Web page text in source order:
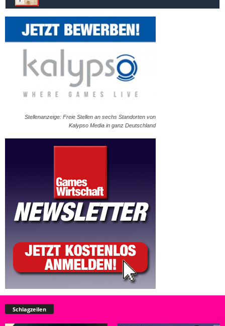
Stellenanzeige: Freie Stellen an sechs Standorten von
Kalypso Media in ganz Deutschland
Schlagzeilen